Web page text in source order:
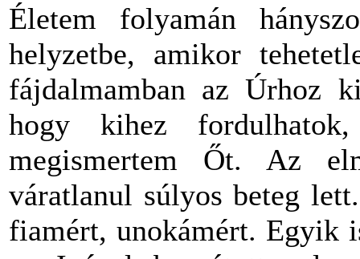
Életem folyamán
helyzetbe, amikor
fájdalmamban az Úrhoz
hogy kihez
megismertem Őt. Az
váratlanul súlyos beteg
fiamért, unokámért. Egyik